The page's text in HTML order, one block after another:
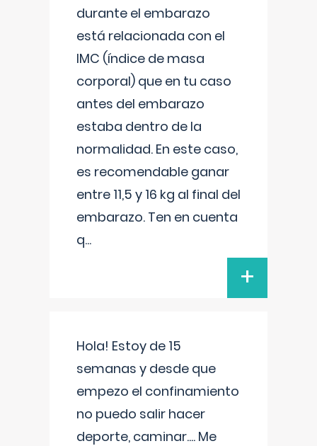
durante el embarazo
está relacionada con el
IMC (índice de masa
corporal) que en tu caso
antes del embarazo
estaba dentro de la
normalidad. En este caso,
es recomendable ganar
entre 11,5 y 16 kg al final del
embarazo. Ten en cuenta
q...
+
Hola! Estoy de 15
semanas y desde que
empezo el confinamiento
no puedo salir hacer
deporte, caminar.... Me